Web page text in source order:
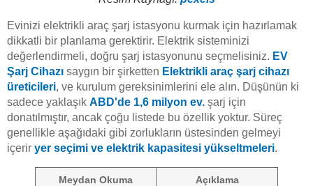
Evinizi elektrikli araç şarj istasyonu kurmak için hazırlamak
dikkatli bir planlama gerektirir. Elektrik sisteminizi
değerlendirmeli, doğru şarj istasyonunu seçmelisiniz. EV
Şarj Cihazı saygın bir şirketten Elektrikli araç şarj cihazı
üreticileri, ve kurulum gereksinimlerini ele alın. Düşünün ki
sadece yaklaşık ABD'de 1,6 milyon ev. şarj için
donatılmıştır, ancak çoğu listede bu özellik yoktur. Süreç
genellikle aşağıdaki gibi zorlukların üstesinden gelmeyi
içerir yer seçimi ve elektrik kapasitesi yükseltmeleri.
Meydan Okuma Açıklama